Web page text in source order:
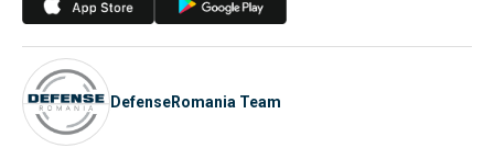
DefenseRomania Team